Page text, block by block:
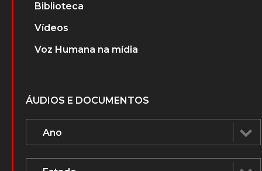
Biblioteca
Vídeos
Voz Humana na mídia
ÁUDIOS E DOCUMENTOS